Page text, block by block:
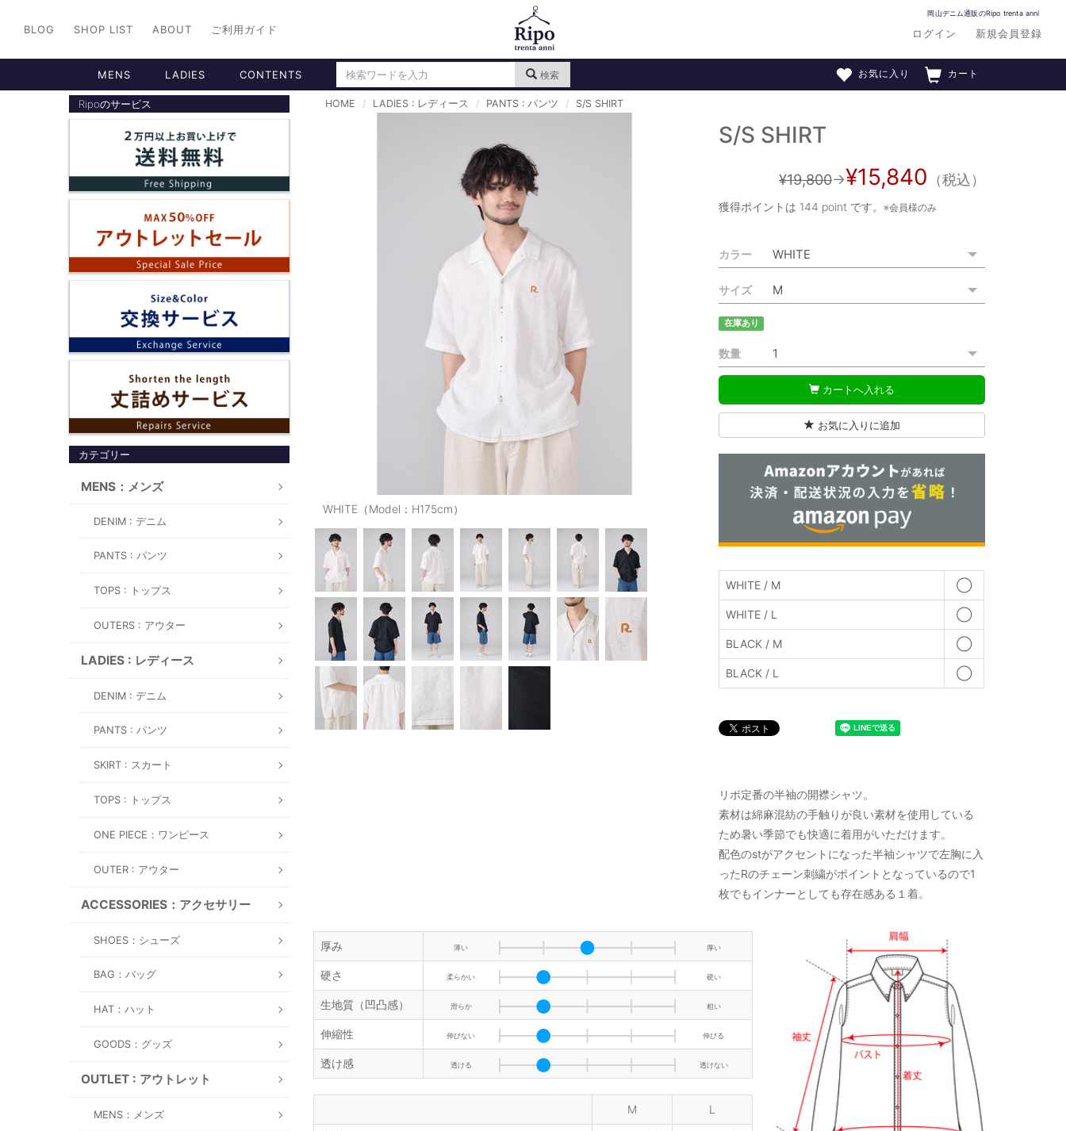
岡山デニム通販のRipo trenta anni
ログイン 新規会員登録
BLOG SHOP LIST ABOUT ご利用ガイド
MENS LADIES CONTENTS 検索 カート
お気に入り
Ripoのサービス
カテゴリー
MENS：メンズ
DENIM : デニム
PANTS : パンツ
TOPS : トップス
OUTERS : アウター
LADIES : レディース
DENIM : デニム
PANTS : パンツ
SKIRT : スカート
TOPS : トップス
ONE PIECE：ワンピース
OUTER : アウター
ACCESSORIES：アクセサリー
SHOES：シューズ
BAG：バッグ
HAT：ハット
GOODS：グッズ
OUTLET : アウトレット
MENS：メンズ
HOME LADIES : レディース PANTS : パンツ S/S SHIRT
WHITE（Model：H175cm）
S/S SHIRT
¥19,800→¥15,840 （税込）
獲得ポイントは 144 point です。※会員様のみ
カラー
サイズ
在庫あり
数量
カートへ入れる
お気に入りに追加
WHITE / M ◯
WHITE / L ◯
BLACK / M ◯
BLACK / L ◯
リポ定番の半袖の開襟シャツ。
素材は綿麻混紡の手触りが良い素材を使用している
ため暑い季節でも快適に着用がいただけます。
配色のstがアクセントになった半袖シャツで左胸に入
ったRのチェーン刺繍がポイントとなっているので1
枚でもインナーとしても存在感ある１着。
厚み 薄い 厚い
硬さ 柔らかい 硬い
生地質（凹凸感） 滑らか 粗い
伸縮性 伸びない 伸びる
透け感 透ける 透けない
M L